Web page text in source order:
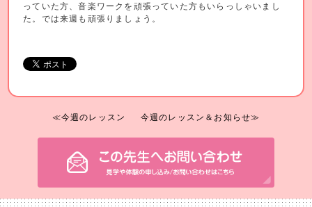
っていた方、音楽ワークを頑張っていた方もいらっしゃいまし
た。では来週も頑張りましょう。
≪今週のレッスン 今週のレッスン＆お知らせ≫